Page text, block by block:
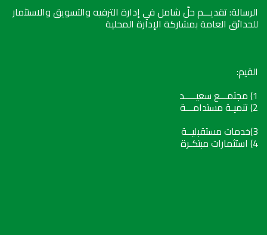
الرسالة: تقديـــم حلّ شامل في إدارة الترفيه والتسويق والاستثمار
للحدائق العامة بمشاركة الإدارة المحلية
القيم:
1) مجتمـــع سعيـــــد
2) تنميـة مستدامـــة
3)خدمات مستقبليــة
4) استثمارات مبتكـرة